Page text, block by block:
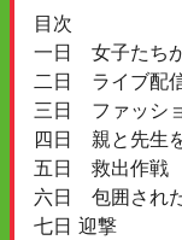
目次
一日 女子たち
二日 ライブ配
三日 ファッシ
四日 親と先生
五日 救出作戦
六日 包囲され
七日 迎撃